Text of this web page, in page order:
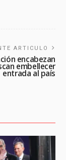
ARTICULO
encabezan
embellecer
entrada al país